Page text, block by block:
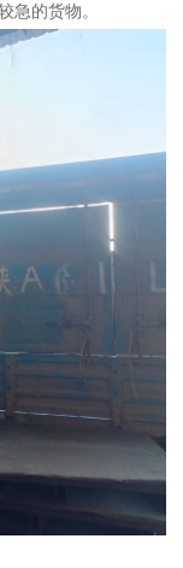
急的货物。